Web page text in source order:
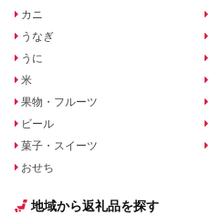
カニ
うなぎ
うに
米
果物・フルーツ
ビール
菓子・スイーツ
おせち
地域から返礼品を探す